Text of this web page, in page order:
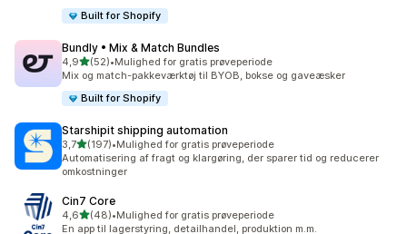
Built for Shopify
Bundly • Mix & Match Bundles
4,9ud af 5 stjerner
(52)
52 anmeldelser i alt
•Mulighed for gratis prøveperiode
Mix og match-pakkeværktøj til BYOB, bokse og gaveæsker
Built for Shopify
Starshipit shipping automation
3,7ud af 5 stjerner
(197)
197 anmeldelser i alt
•Mulighed for gratis prøveperiode
Automatisering af fragt og klargøring, der sparer tid og reducerer
omkostninger
Cin7 Core
4,6ud af 5 stjerner
(48)
48 anmeldelser i alt
•Mulighed for gratis prøveperiode
En app til lagerstyring, detailhandel, produktion m.m.